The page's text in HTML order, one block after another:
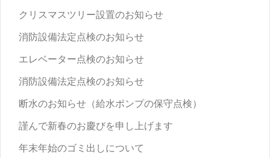
クリスマスツリー設置のお知らせ
消防設備法定点検のお知らせ
エレベーター点検のお知らせ
消防設備法定点検のお知らせ
断水のお知らせ（給水ポンプの保守点検）
謹んで新春のお慶びを申し上げます
年末年始のゴミ出しについて